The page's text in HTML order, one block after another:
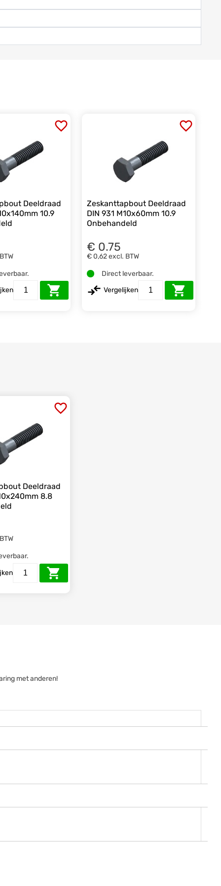
Deeldraad
10.9
Zeskanttapbout Deeldraad
DIN 931 M10x60mm 10.9
Onbehandeld
€ 0.75
€ 0,62excl. BTW
Direct leverbaar.
Vergelijken
Deeldraad
8.8
met anderen!